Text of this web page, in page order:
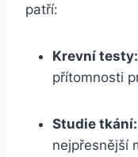
patří:
Krevní testy:
přítomnosti
Studie tkání:
nejpřesnější